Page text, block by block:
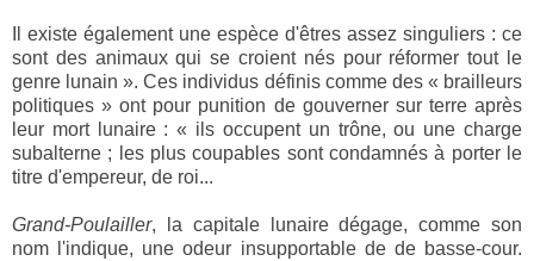
Il existe également une espèce d'êtres assez singuliers : ce
sont des animaux qui se croient nés pour réformer tout le
genre lunain ». Ces individus définis comme des « brailleurs
politiques » ont pour punition de gouverner sur terre après
leur mort lunaire : « ils occupent un trône, ou une charge
subalterne ; les plus coupables sont condamnés à porter le
titre d'empereur, de roi...
Grand-Poulailler, la capitale lunaire dégage, comme son
nom l'indique, une odeur insupportable de de basse-cour.